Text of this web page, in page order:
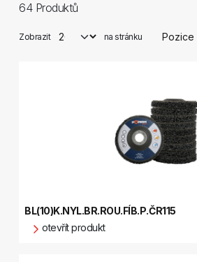
64Produktů
Zobrazit na stránku
BL(10)K.NYL.BR.ROU.FÍB.P.ČR115
otevřít produkt